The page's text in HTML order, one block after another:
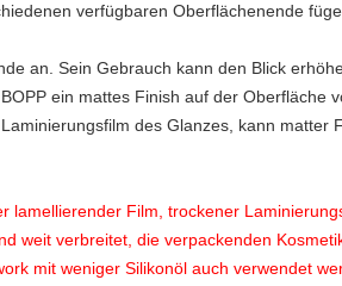
verfügbaren Oberflächenende
an. Sein Gebrauch kann den Blick
ein mattes Finish auf der Oberfläche
des Glanzes, kann matter
Film, trockener
weit verbreitet , die verpackenden
mit weniger Silikonöl auch verwendet